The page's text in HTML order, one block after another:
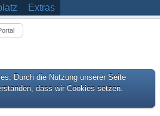
Extras
Durch die Nutzung unserer Seite
dass wir Cookies setzen.